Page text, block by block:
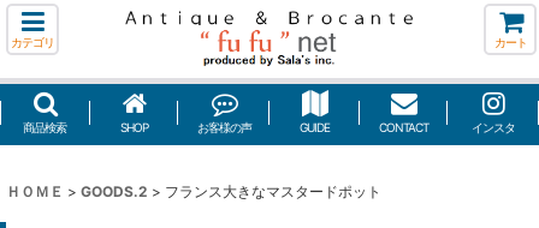
カテゴリ カート
商品検索 SHOP お客様の声 GUIDE CONTACT インスタ
ＨＯＭＥ > GOODS.2 > フランス大きなマスタードポット